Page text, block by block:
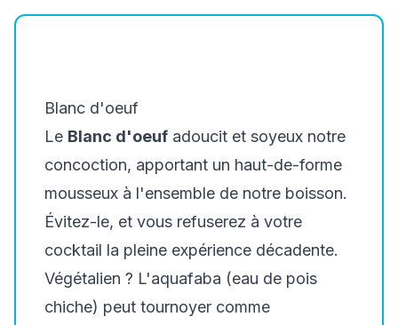
Blanc d'oeuf
Le Blanc d'oeuf adoucit et soyeux notre
concoction, apportant un haut-de-forme
mousseux à l'ensemble de notre boisson.
Évitez-le, et vous refuserez à votre
cocktail la pleine expérience décadente.
Végétalien ? L'aquafaba (eau de pois
chiche) peut tournoyer comme